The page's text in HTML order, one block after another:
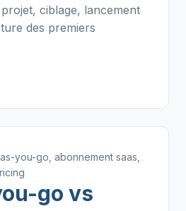
ciblage, lancement
des premiers
you-go, abonnement saas,
go vs